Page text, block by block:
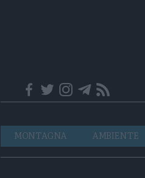
Navigazione
principale
MONTAGNA AMBIENTE